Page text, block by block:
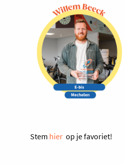
Stem hier op je favoriet!